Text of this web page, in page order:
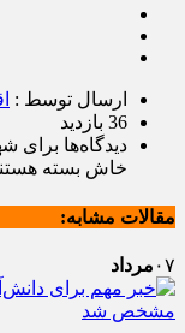
ارسال توسط :
36 بازدید
دیدگاه‌ها برای
خاش بسته
مقالات مشابه:
۰۷ مرداد